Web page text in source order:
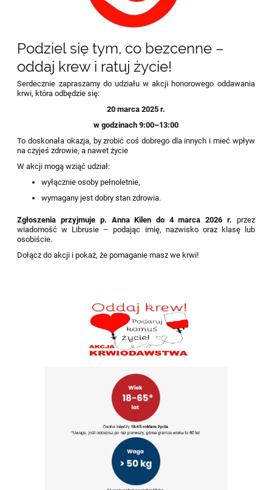
Podziel się tym, co bezcenne –
oddaj krew i ratuj życie!
Serdecznie zapraszamy do udziału w akcji honorowego oddawania
krwi, która odbędzie się:
20 marca 2025 r.
w godzinach 9:00–13:00
To doskonała okazja, by zrobić coś dobrego dla innych i mieć wpływ
na czyjeś zdrowie, a nawet życie
W akcji mogą wziąć udział:
wyłącznie osoby pełnoletnie,
wymagany jest dobry stan zdrowia.
Zgłoszenia przyjmuje p. Anna Kilen do 4 marca 2026 r. przez
wiadomość w Librusie – podając imię, nazwisko oraz klasę lub
osobiście.
Dołącz do akcji i pokaż, że pomaganie masz we krwi!